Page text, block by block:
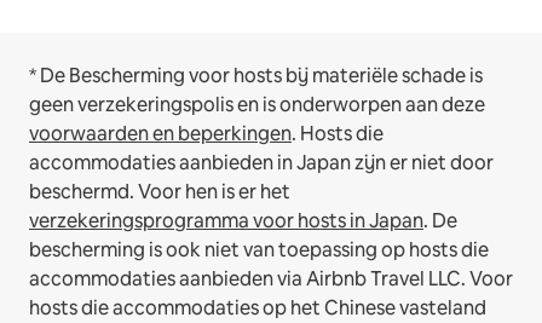
* De Bescherming voor hosts bij materiële schade is
geen verzekeringspolis en is onderworpen aan deze
voorwaarden en beperkingen. Hosts die
accommodaties aanbieden in Japan zijn er niet door
beschermd. Voor hen is er het
verzekeringsprogramma voor hosts in Japan. De
bescherming is ook niet van toepassing op hosts die
accommodaties aanbieden via Airbnb Travel LLC.Voor
hosts die accommodaties op het Chinese vasteland